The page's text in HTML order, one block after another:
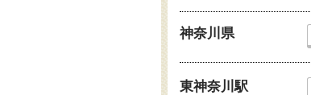
神奈川県
東神奈川駅